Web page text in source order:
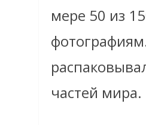
мере 50 из
частей мира.